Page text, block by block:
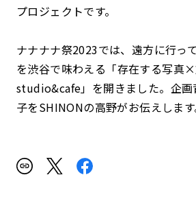
プロジェクトです。
ナナナナ祭2023では、遠方に行っ
を渋谷で味わえる「存在する写真
studio&cafe」を開きました。企画
子をSHINONの高野がお伝えします